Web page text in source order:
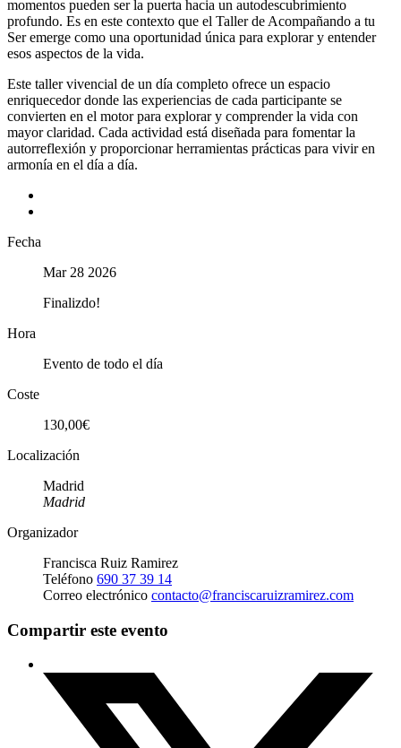
momentos pueden ser la puerta hacia un autodescubrimiento
profundo. Es en este contexto que el Taller de Acompañando a tu
Ser emerge como una oportunidad única para explorar y entender
esos aspectos de la vida.
Este taller vivencial de un día completo ofrece un espacio
enriquecedor donde las experiencias de cada participante se
convierten en el motor para explorar y comprender la vida con
mayor claridad. Cada actividad está diseñada para fomentar la
autorreflexión y proporcionar herramientas prácticas para vivir en
armonía en el día a día.
Fecha
Mar 28 2026
Finalizdo!
Hora
Evento de todo el día
Coste
130,00€
Localización
Madrid
Madrid
Organizador
Francisca Ruiz Ramirez
Teléfono 690 37 39 14
Correo electrónico contacto@franciscaruizramirez.com
Compartir este evento